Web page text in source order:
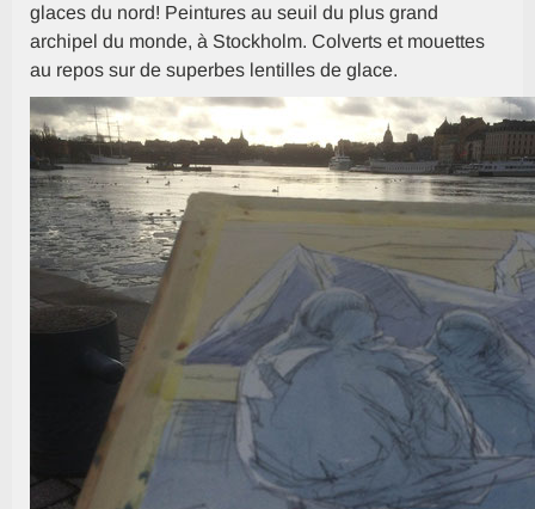
glaces du nord! Peintures au seuil du plus grand
archipel du monde, à Stockholm. Colverts et mouettes
au repos sur de superbes lentilles de glace.